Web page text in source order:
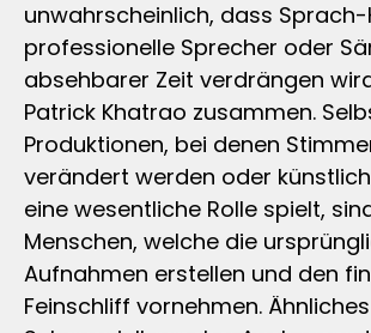
unwahrscheinlich, dass Sprach-
professionelle Sprecher oder
absehbarer Zeit verdrängen
Patrick Khatrao zusammen.
Produktionen, bei denen
verändert werden oder
eine wesentliche Rolle spielt,
Menschen, welche die
Aufnahmen erstellen und den
Feinschliff vornehmen.